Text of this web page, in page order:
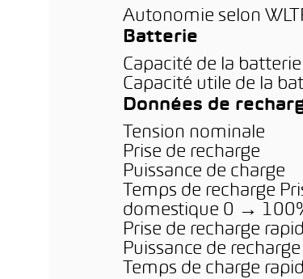
Autonomie selon
Batterie
Capacité de la batterie
Capacité utile de la
Données de
Tension nominale
Prise de recharge
Puissance de charge
Temps de recharge
domestique 0 →
Prise de recharge
Puissance de
Temps de charge